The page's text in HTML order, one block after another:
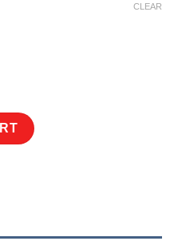
CLEAR
- Camo quantity